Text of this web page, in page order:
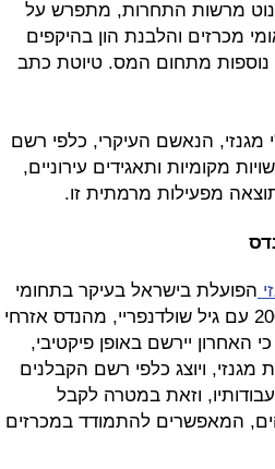
גנוט מרשות התחרות, מתפרש על
מכרזים והלבנת הון בהיקפים
נוספות מתחום המס. טיוטת כתב
ע"י מגנזי, הנאשם העיקרי, כלפי רשם
מקומיות ותאגידים עירוניים,
מפעילות מרמתית זו.
הפועלת בישראל בעיקר בתחומי
הנדל"ן, התשתיות והבנייה, סיכם במהלך שנת 2005 עם גיל שולדנפריי, מהנדס אזרחי
האחרון יירשם באופן פיקטיבי,
ויוצג כלפי רשם הקבלנים
וזאת במטרה לקבל
המאפשרים להתמודד במכרזים